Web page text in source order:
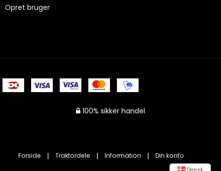
Opret bruger
100% sikker handel
Forside Traktordele Information Din konto